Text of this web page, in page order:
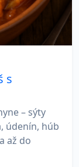
s
– sýty
údenín, húb
až do